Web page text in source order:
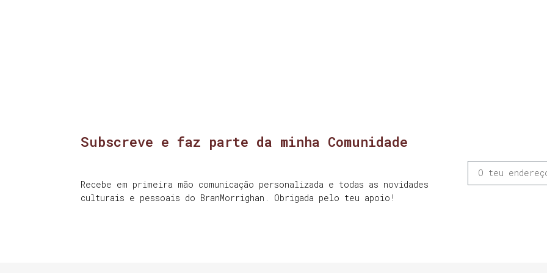
Subscreve e faz parte da minha Comunidade
Recebe em primeira mão comunicação personalizada e todas as novidades
culturais e pessoais do BranMorrighan. Obrigada pelo teu apoio!